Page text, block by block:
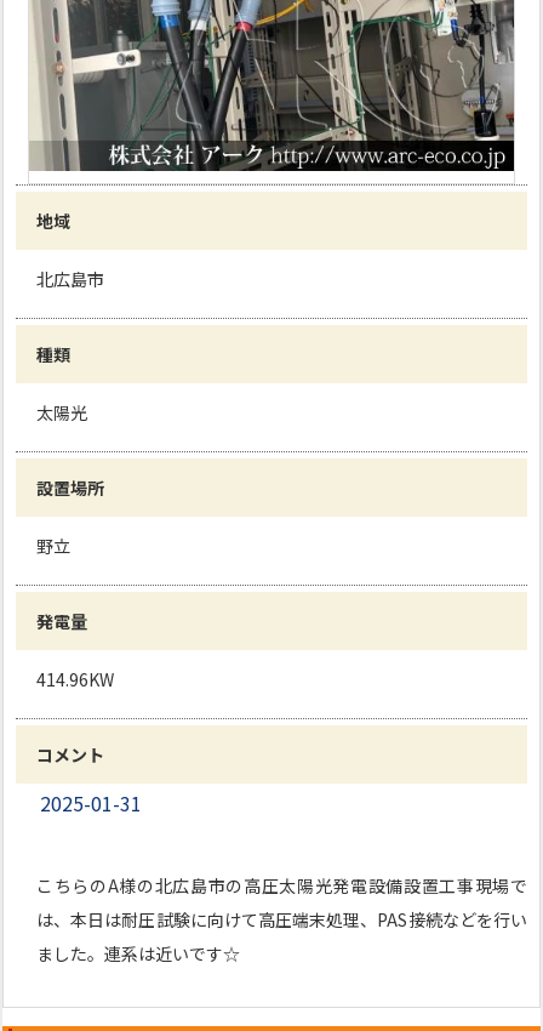
地域
北広島市
種類
太陽光
設置場所
野立
発電量
414.96KW
コメント
2025-01-31
こちらのA様の北広島市の高圧太陽光発電設備設置工事現場で
は、本日は耐圧試験に向けて高圧端末処理、PAS接続などを行い
ました。連系は近いです☆